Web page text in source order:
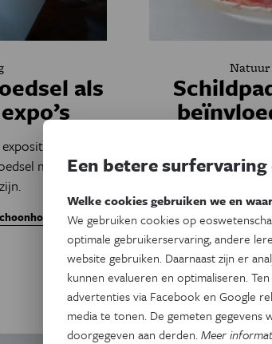
als
waar
met elkaar
Door een
DoorMarieke
Een betere
Welke cookies gebruiken we en
We gebruiken cookies op
optimale gebruikerservaring, andere
website gebruiken. Daarnaast zijn er
kunnen evalueren en optimaliseren.
advertenties via Facebook en Google
media te tonen. De gemeten
doorgegeven aan derden.Meer